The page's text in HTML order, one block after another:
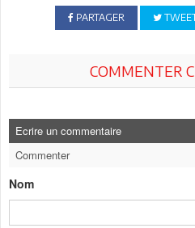
PARTAGER
COMMENTER
Ecrire un commentaire
Commenter
Nom